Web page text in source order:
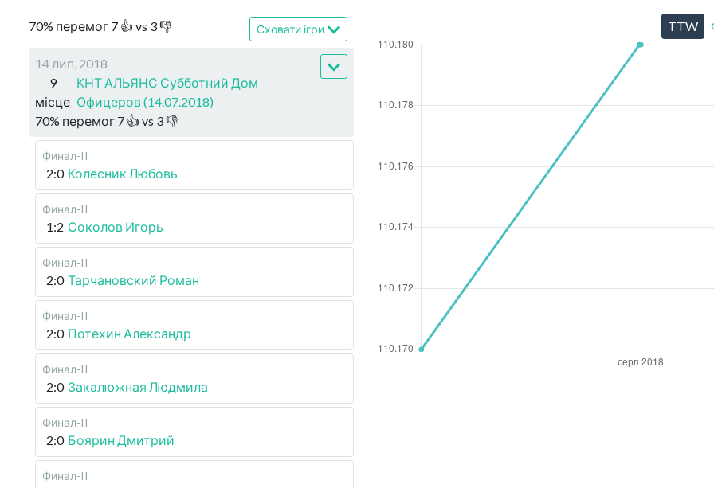
70% перемог 7 👍 vs 3👎 Сховати ігри
14 лип, 2018
9
місце
КНТ АЛЬЯНС Субботний Дом
Офицеров (14.07.2018)
70% перемог 7 👍 vs 3👎
Финал-II
2:0 Колесник Любовь
Финал-II
1:2 Соколов Игорь
Финал-II
2:0 Тарчановский Роман
Финал-II
2:0 Потехин Александр
Финал-II
2:0 Закалюжная Людмила
Финал-II
2:0 Боярин Дмитрий
Финал-II
TTW